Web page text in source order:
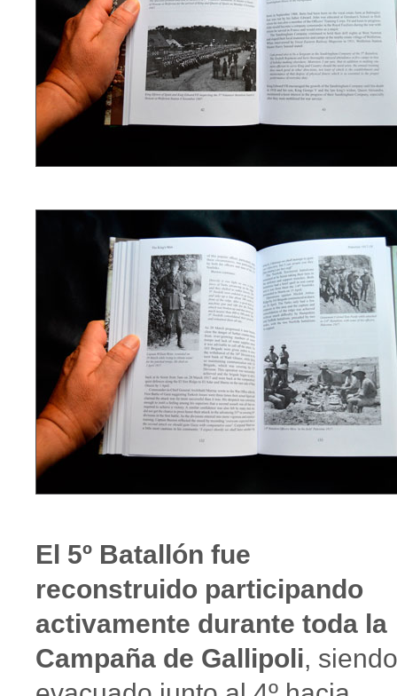
El 5º Batallón fue
reconstruido participando
activamente durante toda la
Campaña de Gallipoli, siendo